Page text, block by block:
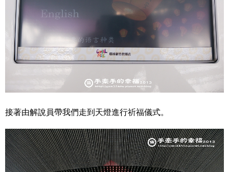
接著由解說員帶我們走到天燈進行祈福儀式。